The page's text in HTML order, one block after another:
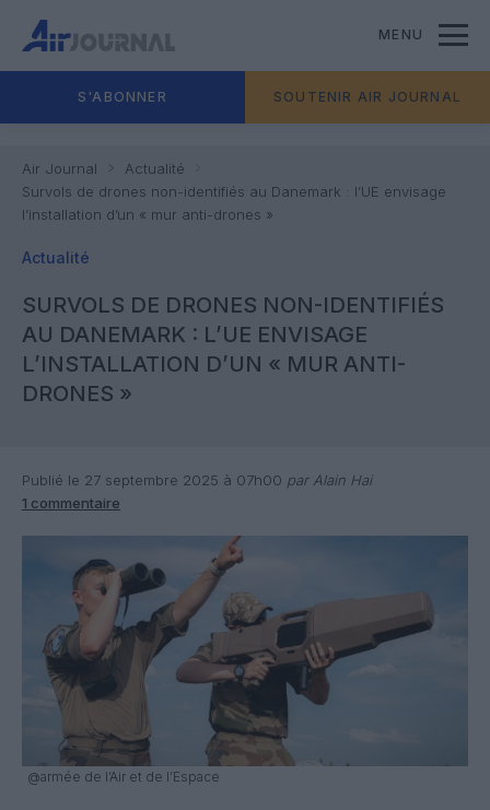
MENU
S'ABONNER SOUTENIR AIR JOURNAL
Air Journal
Actualité
Survols de drones non-identifiés au Danemark : l’UE envisage
l’installation d’un « mur anti-drones »
Actualité
SURVOLS DE DRONES NON-IDENTIFIÉS
AU DANEMARK : L’UE ENVISAGE
L’INSTALLATION D’UN « MUR ANTI-
DRONES »
Publié le 27 septembre 2025 à 07h00 par Alain Hai
1 commentaire
@armée de l’Air et de l’Espace